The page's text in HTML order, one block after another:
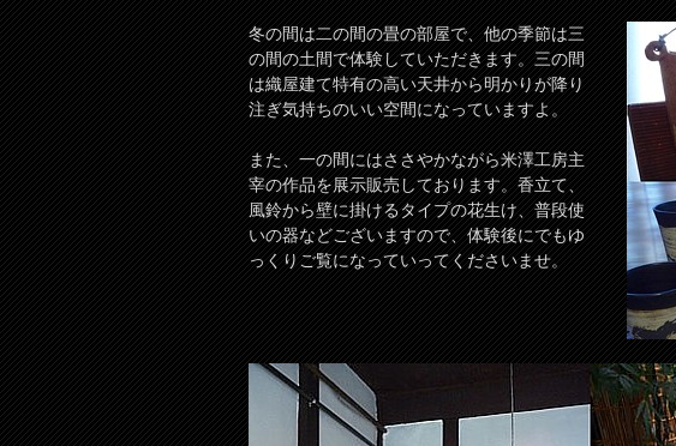
冬の間は二の間の畳の部屋で、他の季節は三
の間の土間で体験していただきます。三の間
は織屋建て特有の高い天井から明かりが降り
注ぎ気持ちのいい空間になっていますよ。
また、一の間にはささやかながら米澤工房主
宰の作品を展示販売しております。香立て、
風鈴から壁に掛けるタイプの花生け、普段使
いの器などございますので、体験後にでもゆ
っくりご覧になっていってくださいませ。